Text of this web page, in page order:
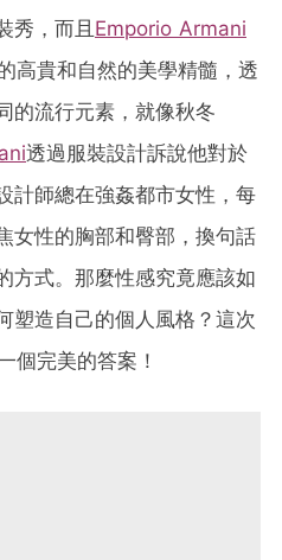
秀，而且 Emporio Armani
高貴和自然的美學精髓，透
的流行元素，就像秋冬
透過服裝設計訴說他對於
計師總在強姦都市女性，每
女性的胸部和臀部，換句話
方式。那麼性感究竟應該如
塑造自己的個人風格？這次
個完美的答案！